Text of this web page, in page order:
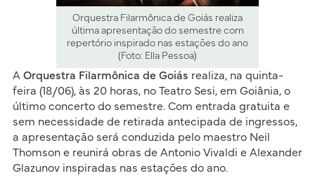
Orquestra Filarmônica de Goiás realiza
última apresentação do semestre com
repertório inspirado nas estações do ano
(Foto: Ella Pessoa)
A Orquestra Filarmônica de Goiás realiza, na quinta-
feira (18/06), às 20 horas, no Teatro Sesi, em Goiânia, o
último concerto do semestre. Com entrada gratuita e
sem necessidade de retirada antecipada de ingressos,
a apresentação será conduzida pelo maestro Neil
Thomson e reunirá obras de Antonio Vivaldi e Alexander
Glazunov inspiradas nas estações do ano.